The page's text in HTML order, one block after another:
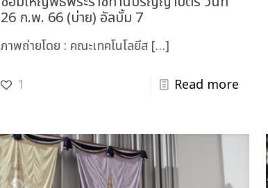
26 ก.พ. 66 (บ่าย) อัลบั้ม 7
ภาพถ่ายโดย : คณะเทคโนโลยีส[…]
1 Read more